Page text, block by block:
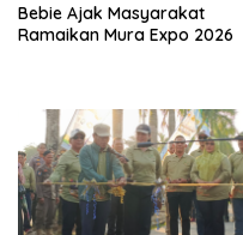
Bebie Ajak Masyarakat
Ramaikan Mura Expo 2026